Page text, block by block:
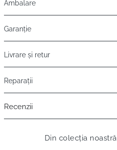
Ambalare
Garanție
Livrare și retur
Reparații
Recenzii
Din colecția